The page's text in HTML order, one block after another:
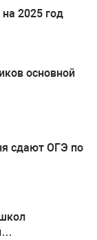
2025 год
основной
сдают ОГЭ по